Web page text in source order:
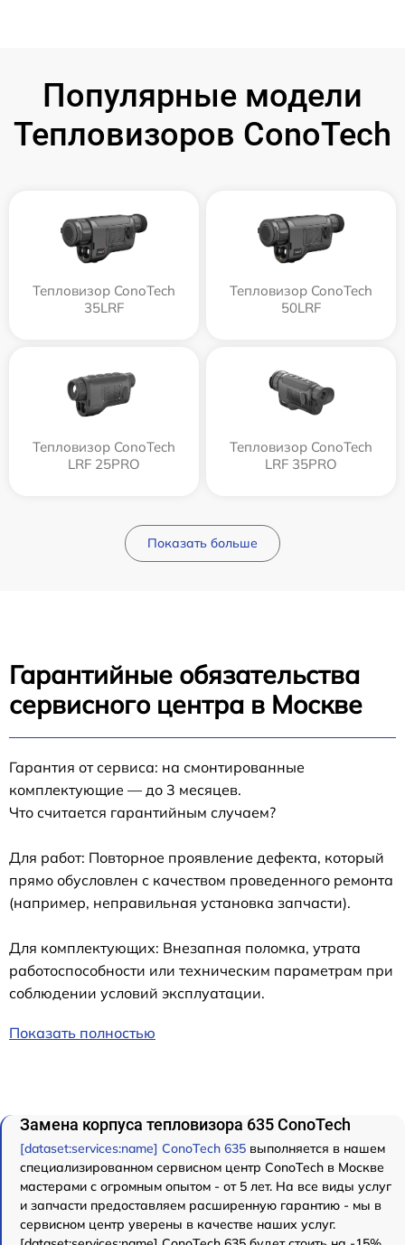
Популярные модели
Тепловизоров ConoTech
Тепловизор ConoTech
35LRF
Тепловизор ConoTech
50LRF
Тепловизор ConoTech
LRF 25PRO
Тепловизор ConoTech
LRF 35PRO
Показать больше
Гарантийные обязательства
сервисного центра в Москве
Гарантия от сервиса: на смонтированные
комплектующие — до 3 месяцев.
Что считается гарантийным случаем?
Для работ: Повторное проявление дефекта, который
прямо обусловлен с качеством проведенного ремонта
(например, неправильная установка запчасти).
Для комплектующих: Внезапная поломка, утрата
работоспособности или техническим параметрам при
соблюдении условий эксплуатации.
Показать полностью
Замена корпуса тепловизора 635 ConoTech
[dataset:services:name] ConoTech 635 выполняется в нашем
специализированном сервисном центр ConoTech в Москве
мастерами с огромным опытом - от 5 лет. На все виды услуг
и запчасти предоставляем расширенную гарантию - мы в
сервисном центр уверены в качестве наших услуг.